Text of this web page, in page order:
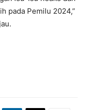
pada Pemilu 2024,”